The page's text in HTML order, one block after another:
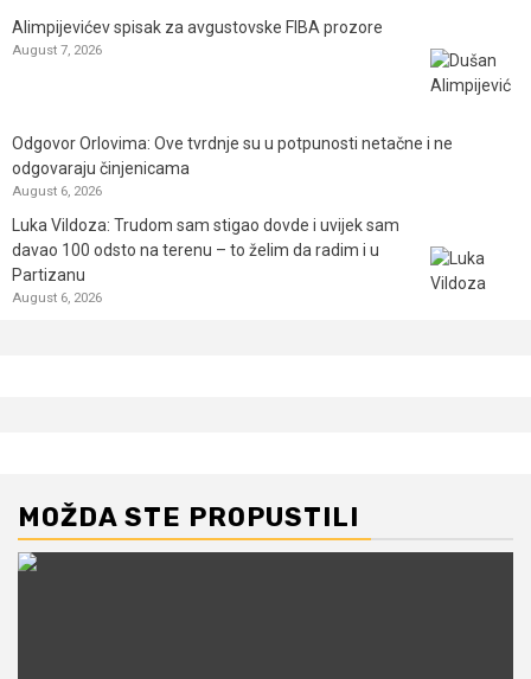
Alimpijevićev spisak za avgustovske FIBA prozore
August 7, 2026
Odgovor Orlovima: ​Ove tvrdnje su u potpunosti netačne i ne
odgovaraju činjenicama
August 6, 2026
Luka Vildoza: Trudom sam stigao dovde i uvijek sam
davao 100 odsto na terenu – to želim da radim i u
Partizanu
August 6, 2026
MOŽDA STE PROPUSTILI